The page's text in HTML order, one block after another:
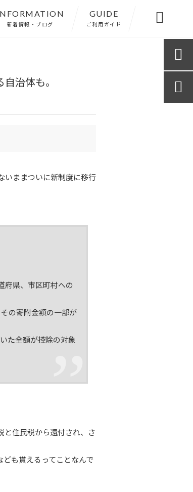
新着情報・ブログ
GUIDE
ご利用ガイド 
治体も。
いままついに新制度に移行
府県、市区町村への
の寄附金額の一部が
た全額が控除の対象
と住民税から還付され、さ
も貰えるってことなんで

